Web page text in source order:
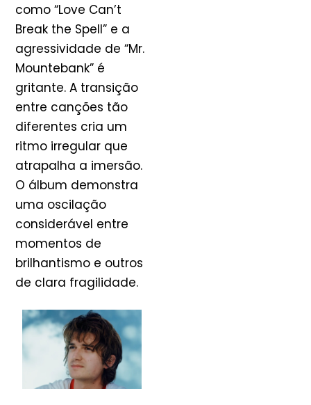
como “Love Can’t
Break the Spell” e a
agressividade de “Mr.
Mountebank” é
gritante. A transição
entre canções tão
diferentes cria um
ritmo irregular que
atrapalha a imersão.
O álbum demonstra
uma oscilação
considerável entre
momentos de
brilhantismo e outros
de clara fragilidade.